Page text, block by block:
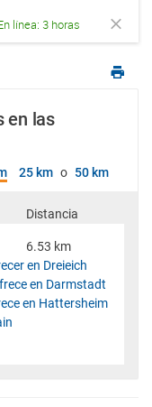
línea: 3 horas
en las
25 km o 50 km
Distancia
6.53 km
en Dreieich
en Darmstadt
en Hattersheim